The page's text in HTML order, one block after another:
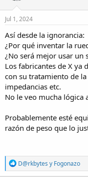
o
n
s
Jul 1, 2024
Así desde la ignorancia:
¿Por qué inventar la
¿No será mejor usar un
Los fabricantes de X ya
con su tratamiento de
impedancias etc.
No le veo mucha lógica
Probablemente esté
razón de peso que lo
R
e
D@rkbytes y Fogonazo